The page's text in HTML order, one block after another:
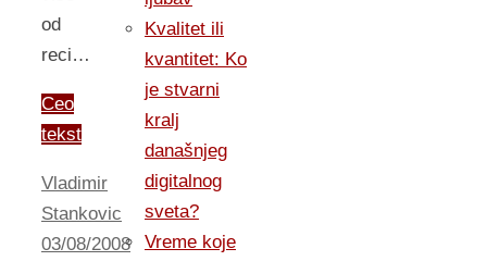
od
reci…
Ceo
tekst
Vladimir
Stankovic
03/08/2008
Kvalitet ili
kvantitet: Ko
je stvarni
kralj
današnjeg
digitalnog
sveta?
Vreme koje